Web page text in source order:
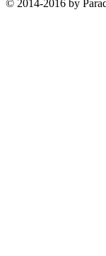
© 2014-2016 by